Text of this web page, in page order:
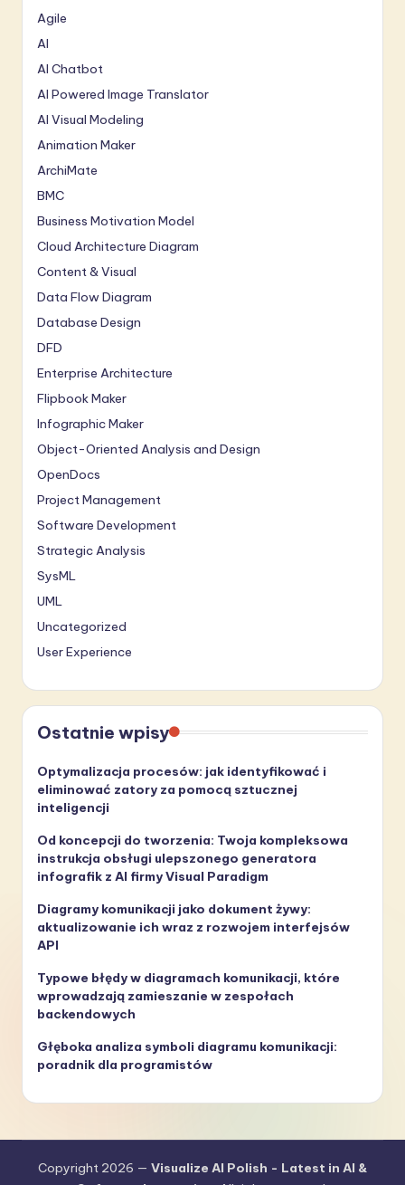
Agile
AI
AI Chatbot
AI Powered Image Translator
AI Visual Modeling
Animation Maker
ArchiMate
BMC
Business Motivation Model
Cloud Architecture Diagram
Content & Visual
Data Flow Diagram
Database Design
DFD
Enterprise Architecture
Flipbook Maker
Infographic Maker
Object-Oriented Analysis and Design
OpenDocs
Project Management
Software Development
Strategic Analysis
SysML
UML
Uncategorized
User Experience
Ostatnie wpisy
Optymalizacja procesów: jak identyfikować i
eliminować zatory za pomocą sztucznej
inteligencji
Od koncepcji do tworzenia: Twoja kompleksowa
instrukcja obsługi ulepszonego generatora
infografik z AI firmy Visual Paradigm
Diagramy komunikacji jako dokument żywy:
aktualizowanie ich wraz z rozwojem interfejsów
API
Typowe błędy w diagramach komunikacji, które
wprowadzają zamieszanie w zespołach
backendowych
Głęboka analiza symboli diagramu komunikacji:
poradnik dla programistów
Copyright 2026 — Visualize AI Polish - Latest in AI &